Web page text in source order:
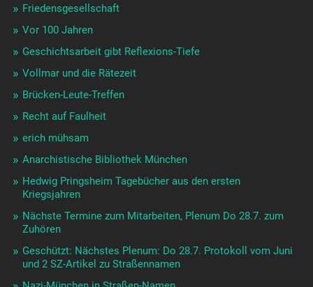
Friedensgesellschaft
Vor 100 Jahren
Geschichtsarbeit gibt Reflexions-Tiefe
Vollmar und die Rätezeit
Brücken-Leute-Treffen
Recht auf Faulheit
erich mühsam
Anarchistische Bibliothek München
Hedwig Pringsheim Tagebücher aus den ersten
Kriegsjahren
Nächste Termine zum Mitarbeiten, Plenum Do 28.7. zum
Zuhören
Geschützt: Nächstes Plenum: Do 28.7. Protokoll vom Juni
und 2 SZ-Artikel zu Straßennamen